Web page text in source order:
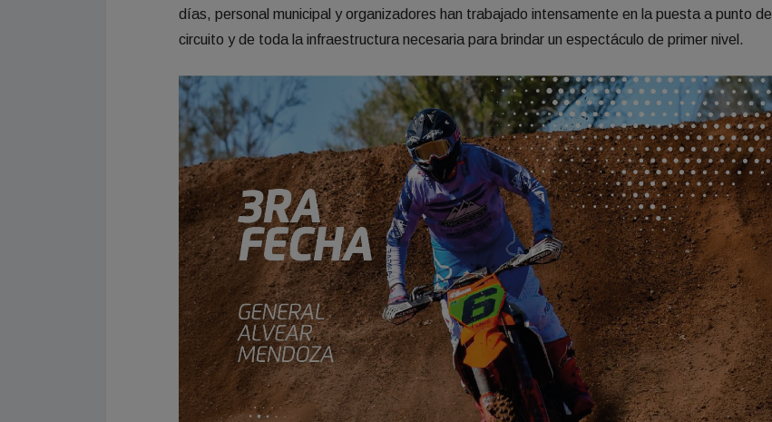
días, personal municipal y organizadores han trabajado intensamente en la puesta a punto del
circuito y de toda la infraestructura necesaria para brindar un espectáculo de primer nivel.